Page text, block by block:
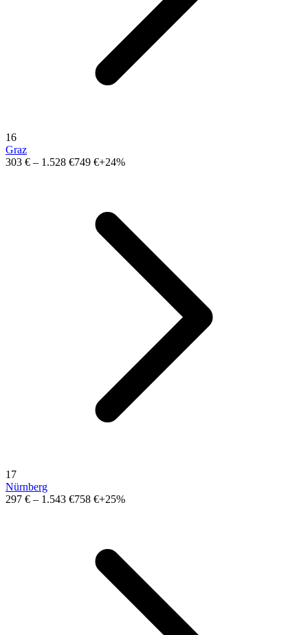
16
Graz
303 € – 1.528 €749 €+24%
17
Nürnberg
297 € – 1.543 €758 €+25%